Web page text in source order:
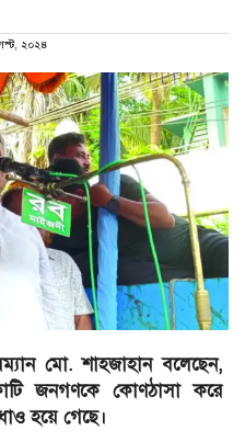
২০২৪
মো. শাহজাহান বলেছেন,
জনগণকে কোণঠাসা করে
হয়ে গেছে।